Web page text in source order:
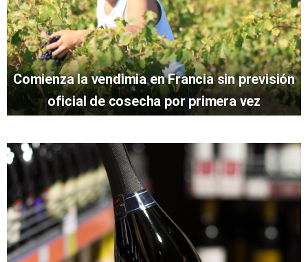
Comienza la vendimia en Francia sin previsión
oficial de cosecha por primera vez